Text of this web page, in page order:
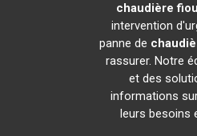
chaudière
intervention
panne de
rassurer. Notre
et des
informations
leurs besoins